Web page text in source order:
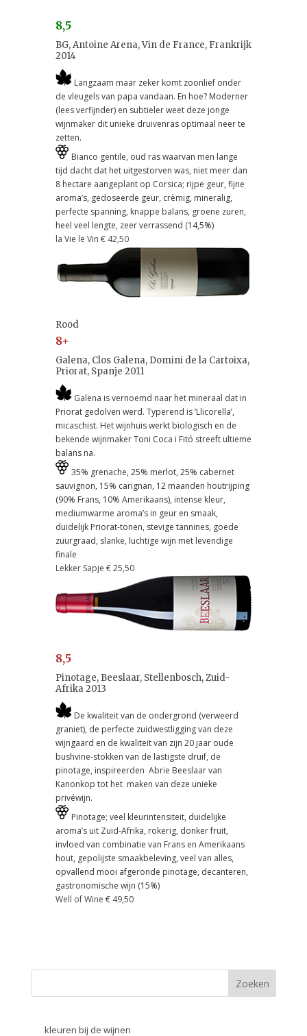
8,5
BG, Antoine Arena, Vin de France, Frankrijk
2014
Langzaam maar zeker komt zoonlief onder
de vleugels van papa vandaan. En hoe? Moderner
(lees verfijnder) en subtieler weet deze jonge
wijnmaker dit unieke druivenras optimaal neer te
zetten.
Bianco gentile, oud ras waarvan men lange
tijd dacht dat het uitgestorven was, niet meer dan
8 hectare aangeplant op Corsica; rijpe geur, fijne
aroma’s, gedoseerde geur, crèmig, mineralig,
perfecte spanning, knappe balans, groene zuren,
heel veel lengte, zeer verrassend (14,5%)
la Vie le Vin € 42,50
Rood
8+
Galena, Clos Galena, Domini de la Cartoixa,
Priorat, Spanje 2011
Galena is vernoemd naar het mineraal dat in
Priorat gedolven werd. Typerend is ‘Llicorella’,
micaschist. Het wijnhuis werkt biologisch en de
bekende wijnmaker Toni Coca i Fitó streeft ultieme
balans na.
35% grenache, 25% merlot, 25% cabernet
sauvignon, 15% carignan, 12 maanden houtrijping
(90% Frans, 10% Amerikaans), intense kleur,
mediumwarme aroma’s in geur en smaak,
duidelijk Priorat-tonen, stevige tannines, goede
zuurgraad, slanke, luchtige wijn met levendige
finale
Lekker Sapje € 25,50
8,5
Pinotage, Beeslaar, Stellenbosch, Zuid-
Afrika 2013
De kwaliteit van de ondergrond (verweerd
graniet), de perfecte zuidwestligging van deze
wijngaard en de kwaliteit van zijn 20 jaar oude
bushvine-stokken van de lastigste druif, de
pinotage, inspireerden Abrie Beeslaar van
Kanonkop tot het maken van deze unieke
privéwijn.
Pinotage; veel kleurintensiteit, duidelijke
aroma’s uit Zuid-Afrika, rokerig, donker fruit,
invloed van combinatie van Frans en Amerikaans
hout, gepolijste smaakbeleving, veel van alles,
opvallend mooi afgeronde pinotage, decanteren,
gastronomische wijn (15%)
Well of Wine € 49,50
kleuren bij de wijnen